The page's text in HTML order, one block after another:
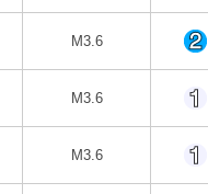
M3.6
M3.6
M3.6